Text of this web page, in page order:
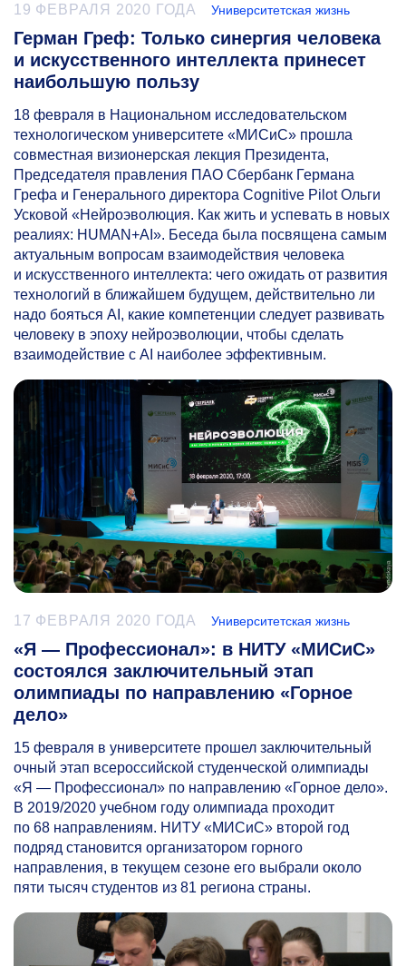
19 ФЕВРАЛЯ 2020 ГОДА Университетская жизнь
Герман Греф: Только синергия человека
и искусственного интеллекта принесет
наибольшую пользу
18 февраля в Национальном исследовательском
технологическом университете «МИСиС» прошла
совместная визионерская лекция Президента,
Председателя правления ПАО Сбербанк Германа
Грефа и Генерального директора Cognitive Pilot Ольги
Усковой «Нейроэволюция. Как жить и успевать в новых
реалиях: HUMAN+AI». Беседа была посвящена самым
актуальным вопросам взаимодействия человека
и искусственного интеллекта: чего ожидать от развития
технологий в ближайшем будущем, действительно ли
надо бояться AI, какие компетенции следует развивать
человеку в эпоху нейроэволюции, чтобы сделать
взаимодействие с AI наиболее эффективным.
17 ФЕВРАЛЯ 2020 ГОДА Университетская жизнь
«Я — Профессионал»: в НИТУ «МИСиС»
состоялся заключительный этап
олимпиады по направлению «Горное
дело»
15 февраля в университете прошел заключительный
очный этап всероссийской студенческой олимпиады
«Я — Профессионал» по направлению «Горное дело».
В 2019/2020 учебном году олимпиада проходит
по 68 направлениям. НИТУ «МИСиС» второй год
подряд становится организатором горного
направления, в текущем сезоне его выбрали около
пяти тысяч студентов из 81 региона страны.